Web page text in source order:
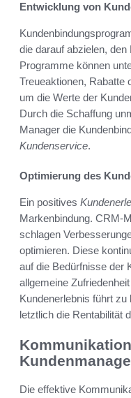
Entwicklung von
die darauf abzielen,
Programme können
Treueaktionen, Rabatte
um die Werte der
Durch die Schaffung
Manager die
Kundenservice.
Optimierung des
Ein positives
Markenbindung. CRM-
schlagen
optimieren. Diese
auf die Bedürfnisse der
allgemeine
Kundenerlebnis führt
letztlich die Rentabilität
Die effektive